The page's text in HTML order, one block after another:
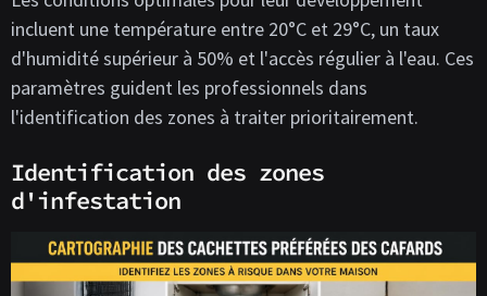
incluent une température entre 20°C et 29°C, un taux
d'humidité supérieur à 50% et l'accès régulier à l'eau. Ces
paramètres guident les professionnels dans
l'identification des zones à traiter prioritairement.
Identification des zones
d'infestation